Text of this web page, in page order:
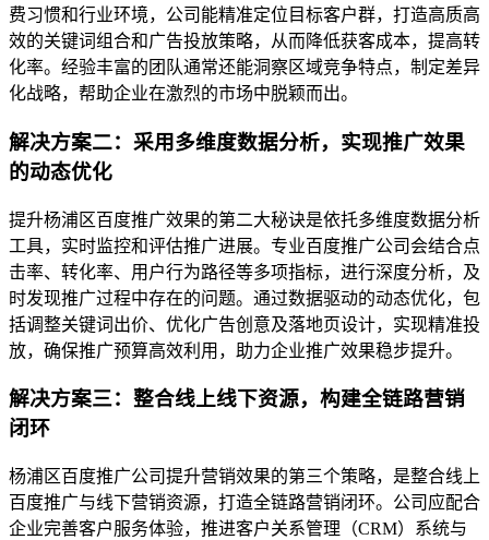
费习惯和行业环境，公司能精准定位目标客户群，打造高质高
效的关键词组合和广告投放策略，从而降低获客成本，提高转
化率。经验丰富的团队通常还能洞察区域竞争特点，制定差异
化战略，帮助企业在激烈的市场中脱颖而出。
解决方案二：采用多维度数据分析，实现推广效果
的动态优化
提升杨浦区百度推广效果的第二大秘诀是依托多维度数据分析
工具，实时监控和评估推广进展。专业百度推广公司会结合点
击率、转化率、用户行为路径等多项指标，进行深度分析，及
时发现推广过程中存在的问题。通过数据驱动的动态优化，包
括调整关键词出价、优化广告创意及落地页设计，实现精准投
放，确保推广预算高效利用，助力企业推广效果稳步提升。
解决方案三：整合线上线下资源，构建全链路营销
闭环
杨浦区百度推广公司提升营销效果的第三个策略，是整合线上
百度推广与线下营销资源，打造全链路营销闭环。公司应配合
企业完善客户服务体验，推进客户关系管理（CRM）系统与